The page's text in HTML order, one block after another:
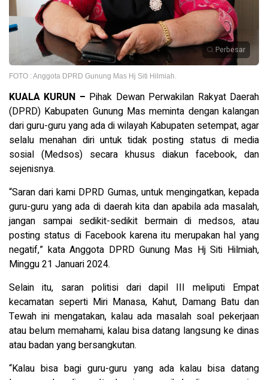
Perbesar
FOTO : Anggota DPRD Gunung Mas Hj Siti Hilmiah.
KUALA KURUN – Pihak Dewan Perwakilan Rakyat Daerah
(DPRD) Kabupaten Gunung Mas meminta dengan kalangan
dari guru-guru yang ada di wilayah Kabupaten setempat, agar
selalu menahan diri untuk tidak posting status di media
sosial (Medsos) secara khusus diakun facebook, dan
sejenisnya.
“Saran dari kami DPRD Gumas, untuk mengingatkan, kepada
guru-guru yang ada di daerah kita dan apabila ada masalah,
jangan sampai sedikit-sedikit bermain di medsos, atau
posting status di Facebook karena itu merupakan hal yang
negatif,” kata Anggota DPRD Gunung Mas Hj Siti Hilmiah,
Minggu 21 Januari 2024.
Selain itu, saran politisi dari dapil III meliputi Empat
kecamatan seperti Miri Manasa, Kahut, Damang Batu dan
Tewah ini mengatakan, kalau ada masalah soal pekerjaan
atau belum memahami, kalau bisa datang langsung ke dinas
atau badan yang bersangkutan.
“Kalau bisa bagi guru-guru yang ada kalau bisa datang